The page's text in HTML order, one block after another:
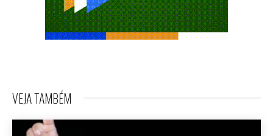
VEJA TAMBÉM